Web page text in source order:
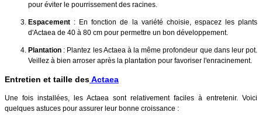
pour éviter le pourrissement des racines.
Espacement : En fonction de la variété choisie, espacez les plants
d'Actaea de 40 à 80 cm pour permettre un bon développement.
Plantation : Plantez les Actaea à la même profondeur que dans leur pot.
Veillez à bien arroser après la plantation pour favoriser l'enracinement.
Entretien et taille desActaea
Une fois installées, les Actaea sont relativement faciles à entretenir. Voici
quelques astuces pour assurer leur bonne croissance :